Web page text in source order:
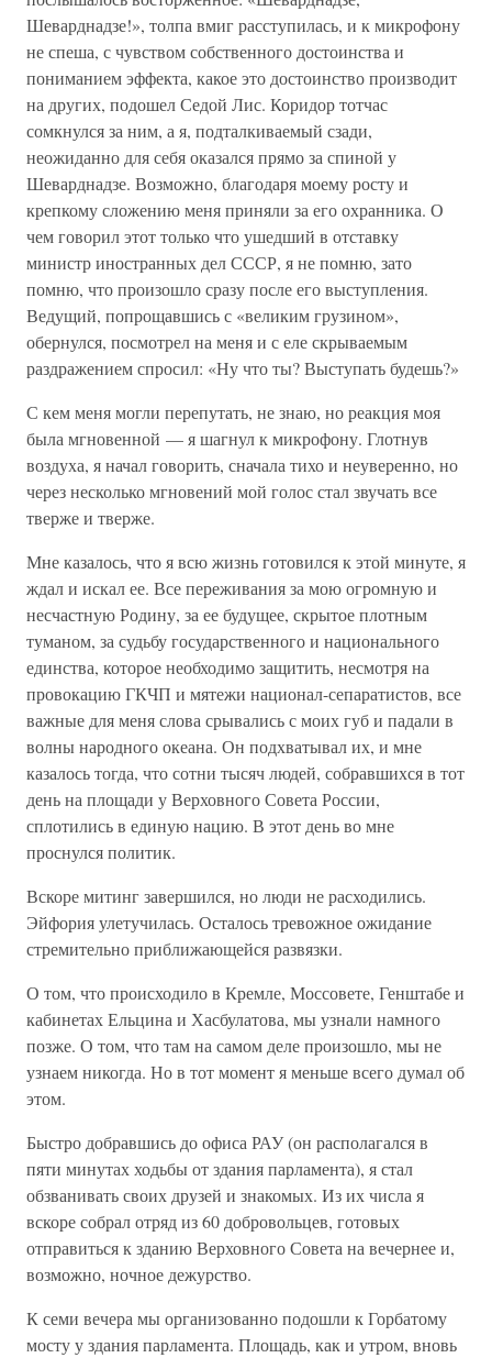
Шеварднадзе!», толпа вмиг расступилась, и к микрофону
не спеша, с чувством собственного достоинства и
пониманием эффекта, какое это достоинство производит
на других, подошел Седой Лис. Коридор тотчас
сомкнулся за ним, а я, подталкиваемый сзади,
неожиданно для себя оказался прямо за спиной у
Шеварднадзе. Возможно, благодаря моему росту и
крепкому сложению меня приняли за его охранника. О
чем говорил этот только что ушедший в отставку
министр иностранных дел СССР, я не помню, зато
помню, что произошло сразу после его выступления.
Ведущий, попрощавшись с «великим грузином»,
обернулся, посмотрел на меня и с еле скрываемым
раздражением спросил: «Ну что ты? Выступать будешь?»
С кем меня могли перепутать, не знаю, но реакция моя
была мгновенной — я шагнул к микрофону. Глотнув
воздуха, я начал говорить, сначала тихо и неуверенно, но
через несколько мгновений мой голос стал звучать все
тверже и тверже.
Мне казалось, что я всю жизнь готовился к этой минуте, я
ждал и искал ее. Все переживания за мою огромную и
несчастную Родину, за ее будущее, скрытое плотным
туманом, за судьбу государственного и национального
единства, которое необходимо защитить, несмотря на
провокацию ГКЧП и мятежи национал-сепаратистов, все
важные для меня слова срывались с моих губ и падали в
волны народного океана. Он подхватывал их, и мне
казалось тогда, что сотни тысяч людей, собравшихся в тот
день на площади у Верховного Совета России,
сплотились в единую нацию. В этот день во мне
проснулся политик.
Вскоре митинг завершился, но люди не расходились.
Эйфория улетучилась. Осталось тревожное ожидание
стремительно приближающейся развязки.
О том, что происходило в Кремле, Моссовете, Генштабе и
кабинетах Ельцина и Хасбулатова, мы узнали намного
позже. О том, что там на самом деле произошло, мы не
узнаем никогда. Но в тот момент я меньше всего думал об
этом.
Быстро добравшись до офиса РАУ (он располагался в
пяти минутах ходьбы от здания парламента), я стал
обзванивать своих друзей и знакомых. Из их числа я
вскоре собрал отряд из 60 добровольцев, готовых
отправиться к зданию Верховного Совета на вечернее и,
возможно, ночное дежурство.
К семи вечера мы организованно подошли к Горбатому
мосту у здания парламента. Площадь, как и утром, вновь